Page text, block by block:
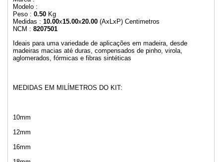
Modelo :
Peso : 0.50 Kg
Medidas : 10.00x15.00x20.00 (AxLxP) Centimetros
NCM : 8207501
Ideais para uma variedade de aplicações em madeira, desde
madeiras macias até duras, compensados de pinho, virola,
aglomerados, fórmicas e fibras sintéticas
MEDIDAS EM MILÍMETROS DO KIT:
10mm
12mm
16mm